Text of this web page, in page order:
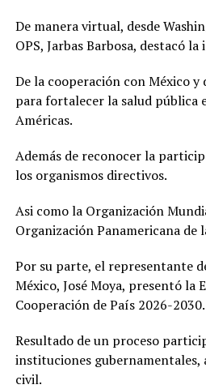
De manera virtual, desde
OPS, Jarbas Barbosa, destacó
De la cooperación con México
para fortalecer la salud pública
Américas.
Además de reconocer la
los organismos directivos.
Asi como la Organización
Organización Panamericana de
Por su parte, el representante
México, José Moya, presentó la
Cooperación de País 2026-2030.
Resultado de un proceso
instituciones gubernamentales,
civil.